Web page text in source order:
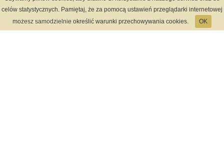
Informacje
Zasady Rejestracji
celów statystycznych. Pamiętaj, że za pomocą ustawień przeglądarki internetowej
możesz samodzielnie określić warunki przechowywania cookies.
OK